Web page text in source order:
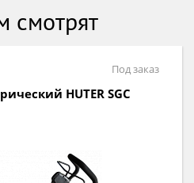
смотрят
Под заказ
HUTER SGC